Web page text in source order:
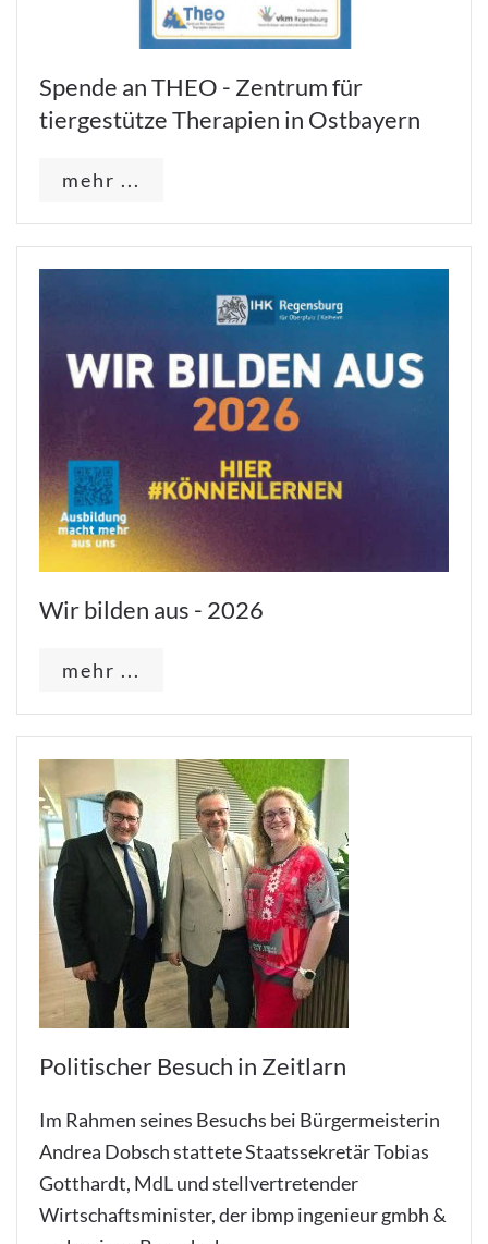
Spende an THEO - Zentrum für
tiergestütze Therapien in Ostbayern
mehr ...
Wir bilden aus - 2026
mehr ...
Politischer Besuch in Zeitlarn
Im Rahmen seines Besuchs bei Bürgermeisterin
Andrea Dobsch stattete Staatssekretär Tobias
Gotthardt, MdL und stellvertretender
Wirtschaftsminister, der ibmp ingenieur gmbh &